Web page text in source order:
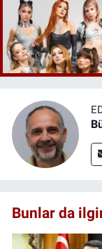
Bunlar da